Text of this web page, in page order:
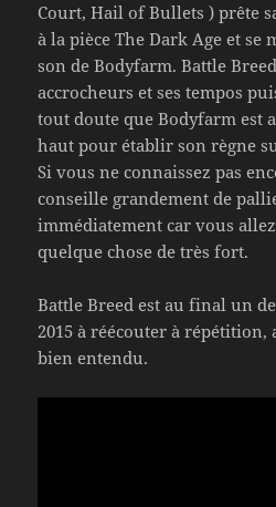
Court, Hail of Bullets ) prête
à la pièce The Dark Age et se
son de Bodyfarm. Battle
accrocheurs et ses tempos
tout doute que Bodyfarm est
haut pour établir son règne
Si vous ne connaissez pas
conseille grandement de
immédiatement car vous allez
quelque chose de très fort.
Battle Breed est au final un
2015 à réécouter à
bien entendu.